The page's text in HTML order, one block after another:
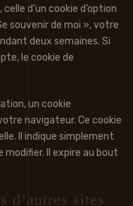
d’un cookie d’option
souvenir de moi », votre
deux semaines. Si
le cookie de
un cookie
navigateur. Ce cookie
Il indique simplement
modifier. Il expire au bout
d’autres sites